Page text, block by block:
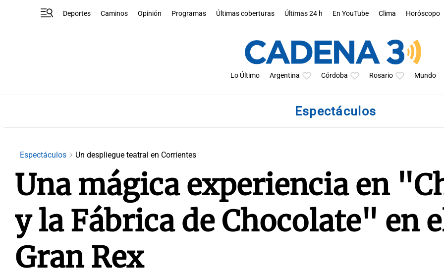
Deportes Caminos Opinión Programas Últimas coberturas Últimas 24 h En YouTube Clima Horóscopo
Lo Último Argentina Córdoba Rosario Mundo
Espectáculos
Espectáculos Un despliegue teatral en Corrientes
Una mágica experiencia en
y la Fábrica de Chocolate" en
Gran Rex